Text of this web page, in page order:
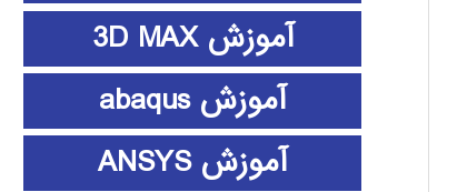
آموزش 3D MAX
آموزش abaqus
آموزش ANSYS